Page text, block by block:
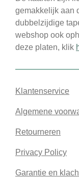
gemakkelijk aan
dubbelzijdige
webshop ook
deze platen, klik
Klantenservice
Algemene
Retourneren
Privacy Policy
Garantie en